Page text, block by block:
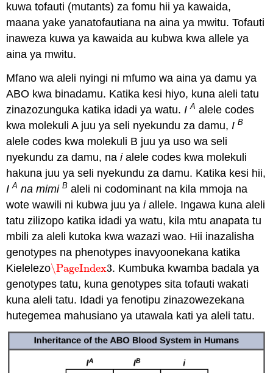
kuwa tofauti (mutants) za fomu hii ya kawaida,
maana yake yanatofautiana na aina ya mwitu. Tofauti
inaweza kuwa ya kawaida au kubwa kwa allele ya
aina ya mwitu.
Mfano wa aleli nyingi ni mfumo wa aina ya damu ya
ABO kwa binadamu. Katika kesi hiyo, kuna aleli tatu
zinazozunguka katika idadi ya watu. IA alele codes
kwa molekuli A juu ya seli nyekundu za damu, IB
alele codes kwa molekuli B juu ya uso wa seli
nyekundu za damu, naialele codes kwa molekuli
hakuna juu ya seli nyekundu za damu. Katika kesi hii,
IA na mimi B aleli ni codominant na kila mmoja na
wote wawili ni kubwa juu yaiallele. Ingawa kuna aleli
tatu zilizopo katika idadi ya watu, kila mtu anapata tu
mbili za aleli kutoka kwa wazazi wao. Hii inazalisha
genotypes na phenotypes inavyoonekana katika
Kielelezo\PageIndex3
\PageIndex3. Kumbuka kwamba badala ya
genotypes tatu, kuna genotypes sita tofauti wakati
kuna aleli tatu. Idadi ya fenotipu zinazowezekana
hutegemea mahusiano ya utawala kati ya aleli tatu.